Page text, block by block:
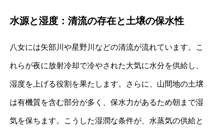
水源と湿度：清流の存在と土壌の保水性
八女には矢部川や星野川などの清流が流れています。こ
れらが夜に放射冷却で冷やされた大気に水分を供給し、
湿度を上げる役割を果たします。さらに、山間地の土壌
は有機質を含む部分が多く、保水力があるため朝まで湿
気を保ちます。こうした湿潤な条件が、水蒸気の供給と